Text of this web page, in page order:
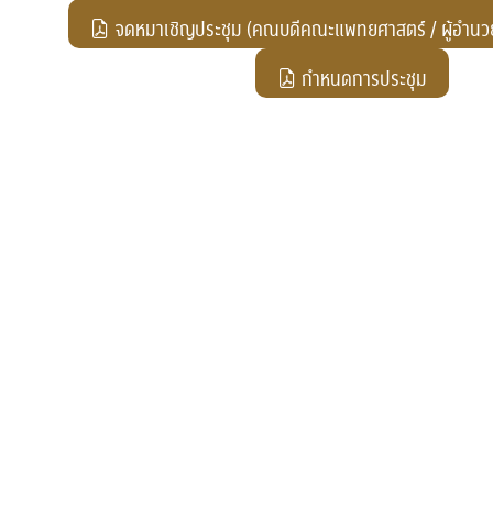
จดหมาเชิญประชุม (คณบดีคณะแพทยศาสตร์ / ผู้อำนว
กำหนดการประชุม